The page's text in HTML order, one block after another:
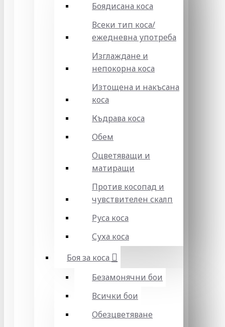
Боядисана коса
Всеки тип коса/
ежедневна употреба
Изглаждане и
непокорна коса
Изтощена и накъсана
коса
Къдрава коса
Обем
Оцветяващи и
матиращи
Против косопад и
чувствителен скалп
Руса коса
Суха коса
Боя за коса
Безамонячни бои
Всички бои
Обезцветяване